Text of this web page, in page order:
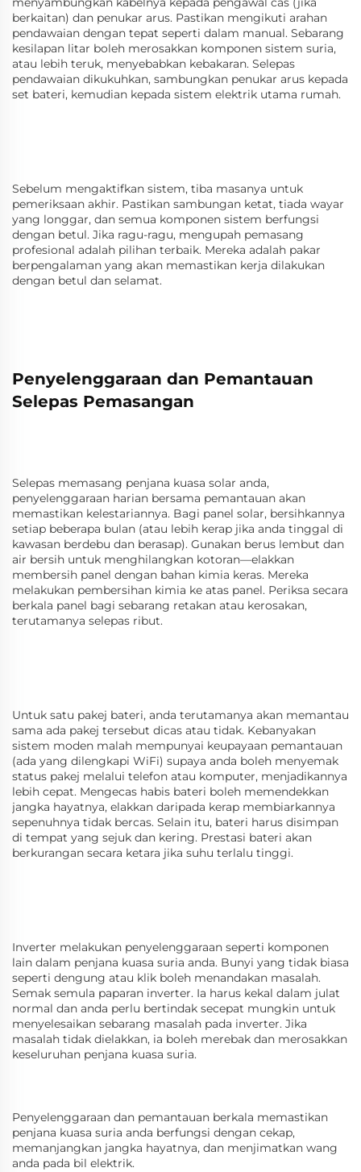
berkaitan) dan penukar arus. Pastikan mengikuti arahan
pendawaian dengan tepat seperti dalam manual. Sebarang
kesilapan litar boleh merosakkan komponen sistem suria,
atau lebih teruk, menyebabkan kebakaran. Selepas
pendawaian dikukuhkan, sambungkan penukar arus kepada
set bateri, kemudian kepada sistem elektrik utama rumah.
Sebelum mengaktifkan sistem, tiba masanya untuk
pemeriksaan akhir. Pastikan sambungan ketat, tiada wayar
yang longgar, dan semua komponen sistem berfungsi
dengan betul. Jika ragu-ragu, mengupah pemasang
profesional adalah pilihan terbaik. Mereka adalah pakar
berpengalaman yang akan memastikan kerja dilakukan
dengan betul dan selamat.
Penyelenggaraan dan Pemantauan
Selepas Pemasangan
Selepas memasang penjana kuasa solar anda,
penyelenggaraan harian bersama pemantauan akan
memastikan kelestariannya. Bagi panel solar, bersihkannya
setiap beberapa bulan (atau lebih kerap jika anda tinggal di
kawasan berdebu dan berasap). Gunakan berus lembut dan
air bersih untuk menghilangkan kotoran—elakkan
membersih panel dengan bahan kimia keras. Mereka
melakukan pembersihan kimia ke atas panel. Periksa secara
berkala panel bagi sebarang retakan atau kerosakan,
terutamanya selepas ribut.
Untuk satu pakej bateri, anda terutamanya akan memantau
sama ada pakej tersebut dicas atau tidak. Kebanyakan
sistem moden malah mempunyai keupayaan pemantauan
(ada yang dilengkapi WiFi) supaya anda boleh menyemak
status pakej melalui telefon atau komputer, menjadikannya
lebih cepat. Mengecas habis bateri boleh memendekkan
jangka hayatnya, elakkan daripada kerap membiarkannya
sepenuhnya tidak bercas. Selain itu, bateri harus disimpan
di tempat yang sejuk dan kering. Prestasi bateri akan
berkurangan secara ketara jika suhu terlalu tinggi.
Inverter melakukan penyelenggaraan seperti komponen
lain dalam penjana kuasa suria anda. Bunyi yang tidak biasa
seperti dengung atau klik boleh menandakan masalah.
Semak semula paparan inverter. Ia harus kekal dalam julat
normal dan anda perlu bertindak secepat mungkin untuk
menyelesaikan sebarang masalah pada inverter. Jika
masalah tidak dielakkan, ia boleh merebak dan merosakkan
keseluruhan penjana kuasa suria.
Penyelenggaraan dan pemantauan berkala memastikan
penjana kuasa suria anda berfungsi dengan cekap,
memanjangkan jangka hayatnya, dan menjimatkan wang
anda pada bil elektrik.